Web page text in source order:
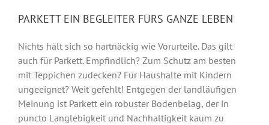
PARKETT EIN BEGLEITER FÜRS GANZE LEBEN
Nichts hält sich so hartnäckig wie Vorurteile. Das gilt
auch für Parkett. Empfindlich? Zum Schutz am besten
mit Teppichen zudecken? Für Haushalte mit Kindern
ungeeignet? Weit gefehlt! Entgegen der landläufigen
Meinung ist Parkett ein robuster Bodenbelag, der in
puncto Langlebigkeit und Nachhaltigkeit kaum zu